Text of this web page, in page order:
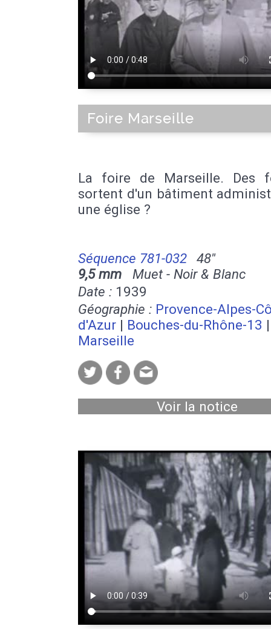
Foire Marseille
La foire de Marseille. Des
sortent d'un bâtiment
une église ?
Séquence 781-032
48''
9,5 mm Muet - Noir & Blanc
Date : 1939
Géographie : Provence-Alpes-
d'Azur | Bouches-du-Rhône-13 |
Marseille
Voir la notice